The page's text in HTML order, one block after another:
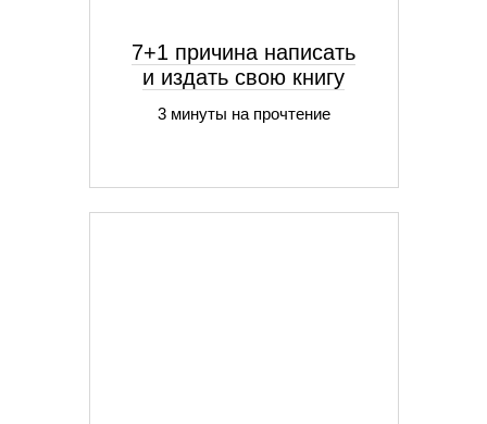
7+1 причина написать
и издать свою книгу
3 минуты на прочтение